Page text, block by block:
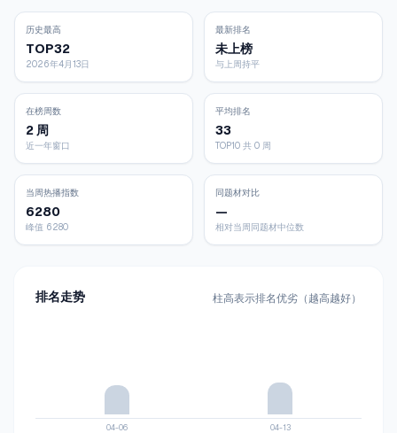
历史最高
TOP32
2026年4月13日
最新排名
未上榜
与上周持平
在榜周数
2 周
近一年窗口
平均排名
33
TOP10 共 0 周
当周热播指数
6280
峰值 6280
同题材对比
—
相对当周同题材中位数
排名走势 柱高表示排名优劣（越高越好）
04-06 04-13